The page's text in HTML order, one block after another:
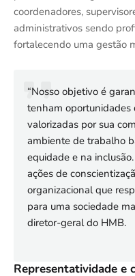
coordenadores,
administrativos sendo
fortalecendo uma gestão
“Nosso objetivo é
tenham oportunidades
valorizadas por sua
ambiente de trabalho
equidade e na
ações de
organizacional que
para uma sociedade
diretor-geral do HMB.
Representatividade e